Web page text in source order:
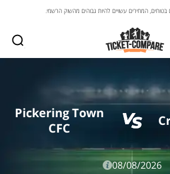
בטוחים, המחירים עשויים להיות גבוהים מהשוק הרשמי.
Pickering Town
CFC
08/08/2026